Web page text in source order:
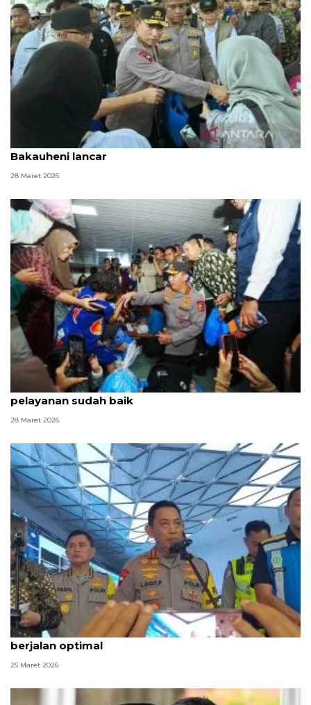
Kapolri sebut arus balik pemudik di Pelabuhan
Bakauheni lancar
28 Maret 2026
Tinjau Pelabuhan Bakauheni, Kapolri-Menhub sebut
pelayanan sudah baik
28 Maret 2026
Kapolri pastikan pengendalian lalu lintas arus balik
berjalan optimal
25 Maret 2026